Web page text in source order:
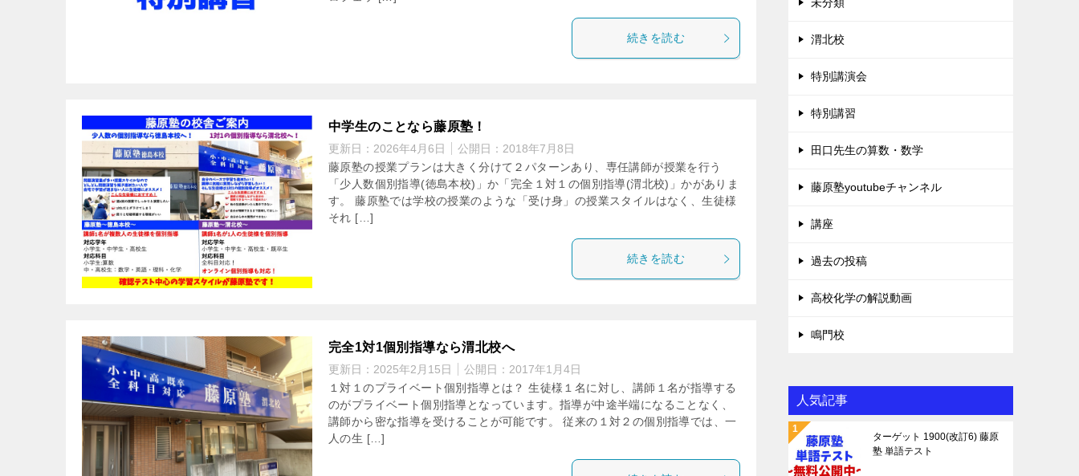
続きを読む
中学生のことなら藤原塾！
更新日： 2026年4月6日 公開日： 2018年7月8日
藤原塾の授業プランは大きく分けて２パターンあり、専任講師が授業を行う
「少人数個別指導(徳島本校)」か「完全１対１の個別指導(渭北校)」かがありま
す。 藤原塾では学校の授業のような「受け身」の授業スタイルはなく、生徒様
それ […]
続きを読む
完全1対1個別指導なら渭北校へ
更新日： 2025年2月15日 公開日： 2017年1月4日
１対１のプライベート個別指導とは？ 生徒様１名に対し、講師１名が指導する
のがプライベート個別指導となっています。指導が中途半端になることなく、
講師から密な指導を受けることが可能です。 従来の１対２の個別指導では、一
人の生 […]
渭北校
特別講演会
特別講習
田口先生の算数・数学
藤原塾youtubeチャンネル
講座
過去の投稿
高校化学の解説動画
鳴門校
人気記事
ターゲット 1900(改訂6) 藤原
塾 単語テスト